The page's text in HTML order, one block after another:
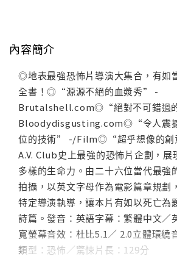
內容簡介
◎地表最強恐怖片導演大集合，有如
全書！◎“源源不絕的血漿秀” -
Brutalshell.com◎“絕對不可錯過
Bloodydisgusting.com◎“令人震
位的技術” -/Film◎“超乎想像的創
A.V. Club史上最強的恐怖片企劃，展
多樣的生命力。由二十六位當代最強
拍攝，以英文字母作為電影篇章規劃
特定導演執導，讓本片有如以死亡為
詩篇。發音：英語字幕：繁體中文／
寬螢幕音效：杜比5.1／ 2.0立體環繞
類型：恐怖／驚悚片長：129分